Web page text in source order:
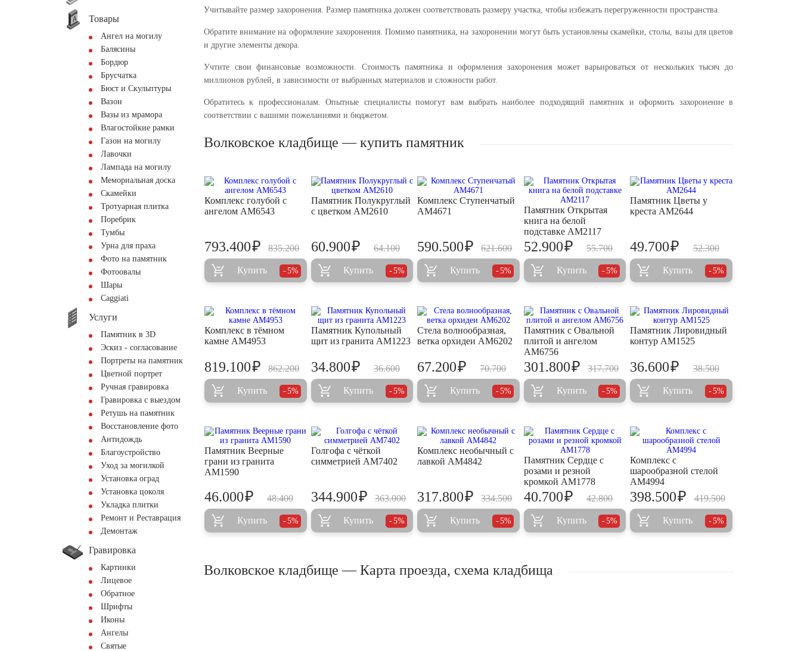
Товары
Ангел на могилу
Балясины
Бордюр
Брусчатка
Бюст и Скульптуры
Вазон
Вазы из мрамора
Влагостойкие рамки
Газон на могилу
Лавочки
Лампада на могилу
Мемориальная доска
Скамейки
Тротуарная плитка
Поребрик
Тумбы
Урна для праха
Фото на памятник
Фотоовалы
Шары
Сaggiati
Услуги
Памятник в 3D
Эскиз - согласование
Портреты на памятник
Цветной портрет
Ручная гравировка
Гравировка с выездом
Ретушь на памятник
Восстановление фото
Антидождь
Благоустройство
Уход за могилкой
Установка оград
Установка цоколя
Укладка плитки
Ремонт и Реставрация
Демонтаж
Гравировка
Картинки
Лицевое
Обратное
Шрифты
Иконы
Ангелы
Святые
Учитывайте размер захоронения. Размер памятника должен соответствовать размеру участка, чтобы избежать перегруженности пространства.
Обратите внимание на оформление захоронения. Помимо памятника, на захоронении могут быть установлены скамейки, столы, вазы для цветов
и другие элементы декора.
Учтите свои финансовые возможности. Стоимость памятника и оформления захоронения может варьироваться от нескольких тысяч до
миллионов рублей, в зависимости от выбранных материалов и сложности работ.
Обратитесь к профессионалам. Опытные специалисты помогут вам выбрать наиболее подходящий памятник и оформить захоронение в
соответствии с вашими пожеланиями и бюджетом.
Волковское кладбище — купить памятник
Комплекс голубой с
ангелом AM6543
835.200
793.400₽
Купить 5%
Памятник Полукруглый
с цветком AM2610
64.100
60.900₽
Купить 5%
Комплекс Ступенчатый
AM4671
621.600
590.500₽
Купить 5%
Памятник Открытая
книга на белой
подставке AM2117
55.700
52.900₽
Купить 5%
Памятник Цветы у
креста AM2644
52.300
49.700₽
Купить 5%
Комплекс в тёмном
камне AM4953
862.200
819.100₽
Купить 5%
Памятник Купольный
щит из гранита AM1223
36.600
34.800₽
Купить 5%
Стела волнообразная,
ветка орхидеи AM6202
70.700
67.200₽
Купить 5%
Памятник с Овальной
плитой и ангелом
AM6756
317.700
301.800₽
Купить 5%
Памятник Лировидный
контур AM1525
38.500
36.600₽
Купить 5%
Памятник Веерные
грани из гранита
AM1590
48.400
46.000₽
Купить 5%
Голгофа с чёткой
симметрией AM7402
363.000
344.900₽
Купить 5%
Комплекс необычный с
лавкой AM4842
334.500
317.800₽
Купить 5%
Памятник Сердце с
розами и резной
кромкой AM1778
42.800
40.700₽
Купить 5%
Комплекс с
шарообразной стелой
AM4994
419.500
398.500₽
Купить 5%
Волковское кладбище — Карта проезда, схема кладбища